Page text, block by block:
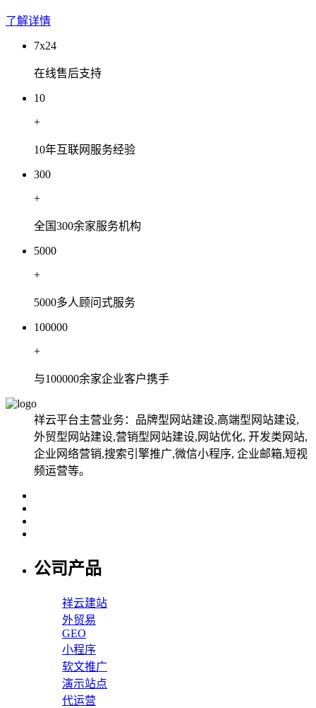
了解详情
7x24
在线售后支持
10
+
10年互联网服务经验
300
+
全国300余家服务机构
5000
+
5000多人顾问式服务
100000
+
与100000余家企业客户携手
祥云平台主营业务：品牌型网站建设,高端型网站建设,
外贸型网站建设,营销型网站建设,网站优化, 开发类网站,
企业网络营销,搜索引擎推广,微信小程序, 企业邮箱,短视
频运营等。
公司产品
祥云建站
外贸易
GEO
小程序
软文推广
演示站点
代运营